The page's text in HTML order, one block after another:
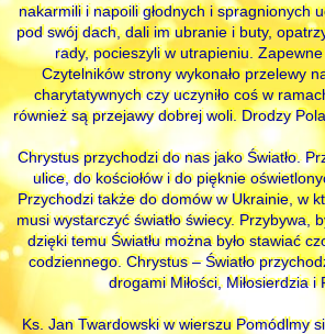
nakarmili i napoili głodnych i spragnionych
pod swój dach, dali im ubranie i buty,
rady, pocieszyli w utrapieniu.
Czytelników strony wykonało przelewy
charytatywnych czy uczyniło coś w
również są przejawy dobrej woli. Drodzy
Chrystus przychodzi do nas jako Światło.
ulice, do kościołów i do pięknie
Przychodzi także do domów w Ukrainie, w
musi wystarczyć światło świecy. Przybywa,
dzięki temu Światłu można było stawiać
codziennego. Chrystus – Światło
drogami Miłości, Miłosierdzia
Ks. Jan Twardowski w wierszu Pomódlmy